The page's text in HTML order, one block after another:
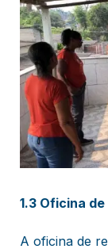
1.3 Oficina
A oficina de